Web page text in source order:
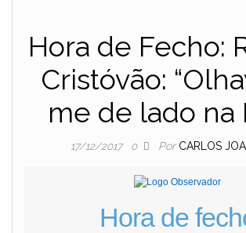
Hora de Fecho:
Cristóvão:
me de lado na
17/12/2017 0 Por CARLOS
Hora de